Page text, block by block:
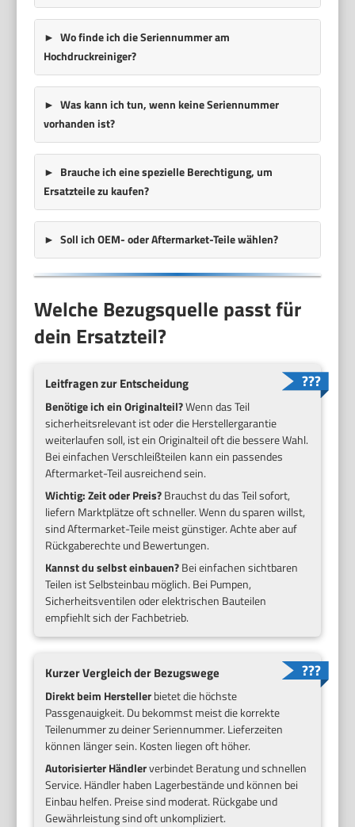
Wo finde ich die Seriennummer am
Hochdruckreiniger?
Was kann ich tun, wenn keine Seriennummer
vorhanden ist?
Brauche ich eine spezielle Berechtigung, um
Ersatzteile zu kaufen?
Soll ich OEM- oder Aftermarket-Teile wählen?
Welche Bezugsquelle passt für
dein Ersatzteil?
Leitfragen zur Entscheidung
Benötige ich ein Originalteil?Wenn das Teil
sicherheitsrelevant ist oder die Herstellergarantie
weiterlaufen soll, ist ein Originalteil oft die bessere Wahl.
Bei einfachen Verschleißteilen kann ein passendes
Aftermarket-Teil ausreichend sein.
Wichtig: Zeit oder Preis?Brauchst du das Teil sofort,
liefern Marktplätze oft schneller. Wenn du sparen willst,
sind Aftermarket-Teile meist günstiger. Achte aber auf
Rückgaberechte und Bewertungen.
Kannst du selbst einbauen?Bei einfachen sichtbaren
Teilen ist Selbsteinbau möglich. Bei Pumpen,
Sicherheitsventilen oder elektrischen Bauteilen
empfiehlt sich der Fachbetrieb.
Kurzer Vergleich der Bezugswege
Direkt beim Herstellerbietet die höchste
Passgenauigkeit. Du bekommst meist die korrekte
Teilenummer zu deiner Seriennummer. Lieferzeiten
können länger sein. Kosten liegen oft höher.
Autorisierter Händlerverbindet Beratung und schnellen
Service. Händler haben Lagerbestände und können bei
Einbau helfen. Preise sind moderat. Rückgabe und
Gewährleistung sind oft unkompliziert.